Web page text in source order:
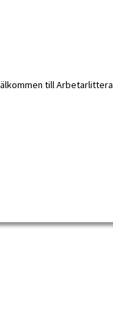
på Arbetarrörelsens